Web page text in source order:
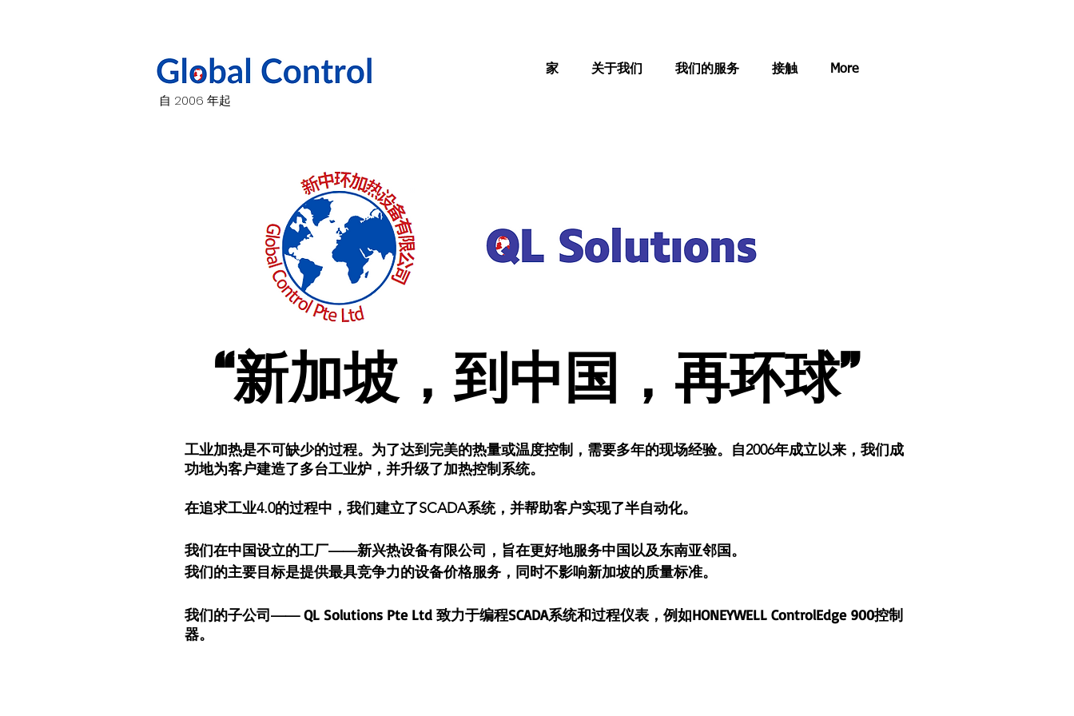
家 关于我们 我们的服务 接触 More
自 2006 年起
“新加坡，到中国，再环球”
“新加坡，到中国，再环球”
工业加热是不可缺少的过程。为了达到完美的热量或温度控制，需要多年的现场经验。自2006年成立以来，我们成
功地为客户建造了多台工业炉，并升级了加热控制系统。
在追求工业4.0的过程中，我们建立了SCADA系统，并帮助客户实现了半自动化。
我们在中国设立的工厂——新兴热设备有限公司，旨在更好地服务中国以及东南亚邻国。
我们的主要目标是提供最具竞争力的设备价格服务，同时不影响新加坡的质量标准。
我们的子公司——QL Solutions Pte Ltd 致力于编程SCADA系统和过程仪表，例如HONEYWELL ControlEdge 900控制
器。